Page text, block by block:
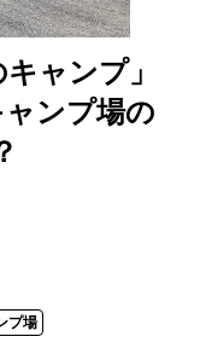
ャンプ」
ンプ場の
プ場